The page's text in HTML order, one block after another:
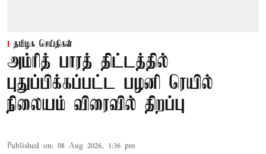
தமிழக செய்திகள்
அம்ரித் பாரத் திட்டத்தில்
புதுப்பிக்கப்பட்ட பழனி ரெயில்
நிலையம் விரைவில் திறப்பு
Published on: 08 Aug 2026, 1:36 pm